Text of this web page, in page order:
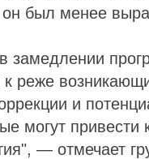
он был менее
замедлении
к реже
и
могут привести
— отмечает